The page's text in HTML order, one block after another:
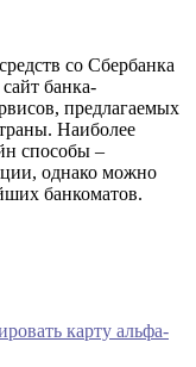
со Сбербанка
банка-
предлагаемых
Наиболее
способы –
однако можно
банкоматов.
карту альфа-